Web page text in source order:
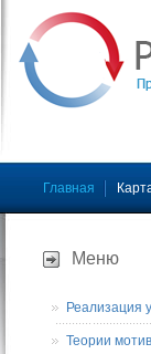
Главная
Меню
Реализация
Теории